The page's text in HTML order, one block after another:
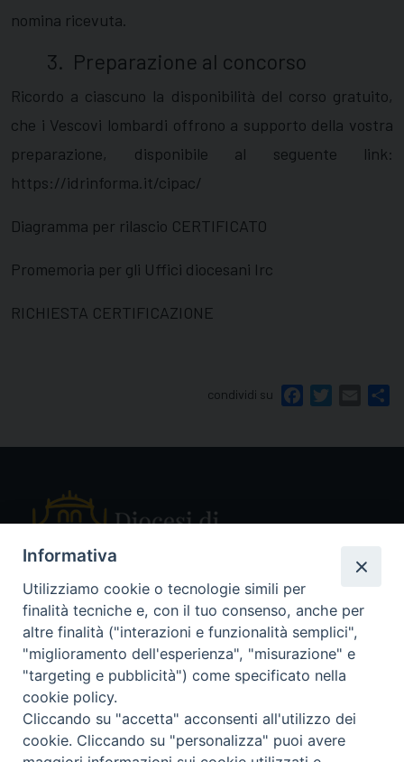
nomina ricevuta.
3. Preparazione al concorso
Ricordo a ciascuno la disponibilità del corso gratuito,
che i Vescovi lombardi offrono a supporto della vostra
preparazione, disponibile al seguente link:
https://idrinforma.it/cipac/
Diagramma per rilascio CERTIFICATO
Promemoria per gli Uffici diocesani Irc
RICHIESTA CERTIFICAZIONE
condividi su FacebookTwitterEmail
Piazza Sant'Ambrogio, 14 - 27029 Vigevano PV
Tel. 0381 78053
Fax 0381 696767
curia@diocesivigevano.it
seguici su
Informativa
Utilizziamo cookie o tecnologie simili per
finalità tecniche e, con il tuo consenso, anche per
altre finalità ("interazioni e funzionalità semplici",
"miglioramento dell'esperienza", "misurazione" e
"targeting e pubblicità") come specificato nella
cookie policy.
Cliccando su "accetta" acconsenti all'utilizzo dei
cookie. Cliccando su "personalizza" puoi avere